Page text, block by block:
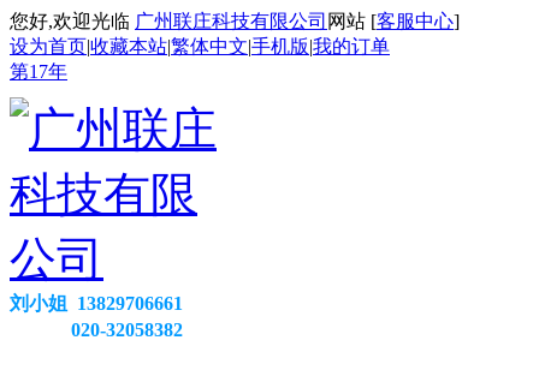
您好,欢迎光临 广州联庄科技有限公司 网站 [客服中心]
设为首页|收藏本站|繁体中文|手机版|我的订单
第17年
刘小姐 13829706661
020-32058382